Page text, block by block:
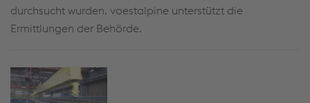
durchsucht wurden. voestalpine unterstützt die
Ermittlungen der Behörde.